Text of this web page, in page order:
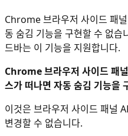
Chrome 브라우저 사이드 패
동 숨김 기능을 구현할 수 없
드바는 이 기능을 지원합니다.
Chrome 브라우저 사이드 패
스가 떠나면 자동 숨김 기능을
이것은 브라우저 사이드 패널
변경할 수 없습니다.